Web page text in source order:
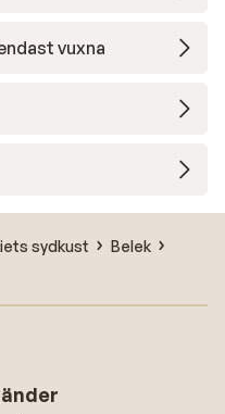
vuxna
sydkust
Belek